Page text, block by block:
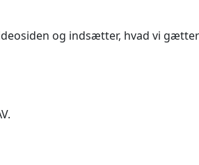
og indsætter, hvad vi